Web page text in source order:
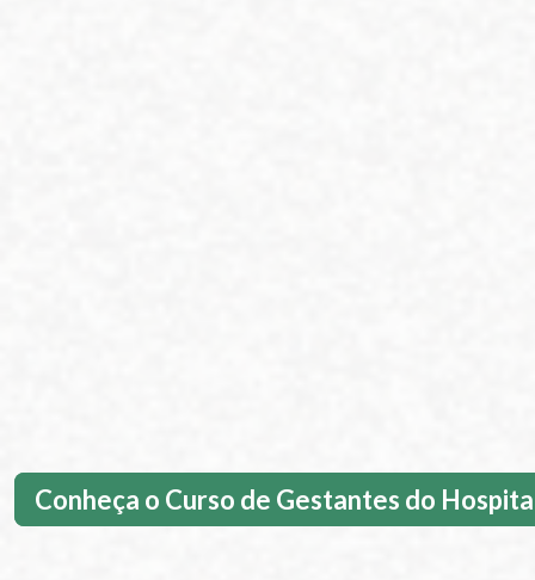
Conheça o Curso de Gestantes do